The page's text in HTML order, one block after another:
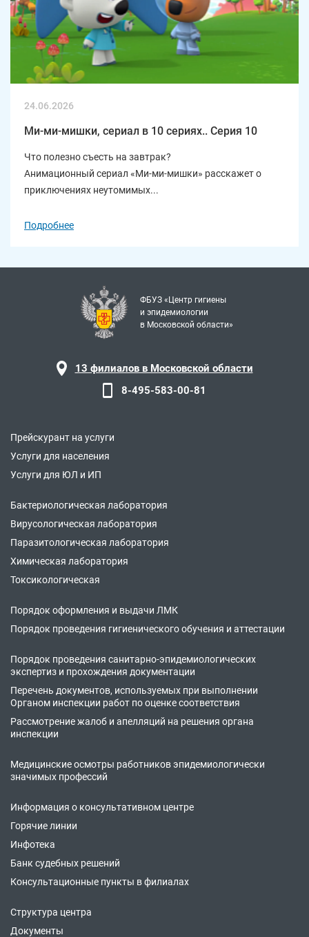
24.06.2026
Ми-ми-мишки, сериал в 10 сериях.. Серия 10
Что полезно съесть на завтрак?
Анимационный сериал «Ми-ми-мишки» расскажет о
приключениях неутомимых...
Подробнее
ФБУЗ «Центр гигиены
и эпидемиологии
в Московской области»
13 филиалов в Московской области
8-495-583-00-81
Прейскурант на услуги
Услуги для населения
Услуги для ЮЛ и ИП
Бактериологическая лаборатория
Вирусологическая лаборатория
Паразитологическая лаборатория
Химическая лаборатория
Токсикологическая
Порядок оформления и выдачи ЛМК
Порядок проведения гигиенического обучения и аттестации
Порядок проведения санитарно-эпидемиологических
экспертиз и прохождения документации
Перечень документов, используемых при выполнении
Органом инспекции работ по оценке соответствия
Рассмотрение жалоб и апелляций на решения органа
инспекции
Медицинские осмотры работников эпидемиологически
значимых профессий
Информация о консультативном центре
Горячие линии
Инфотека
Банк судебных решений
Консультационные пункты в филиалах
Структура центра
Документы